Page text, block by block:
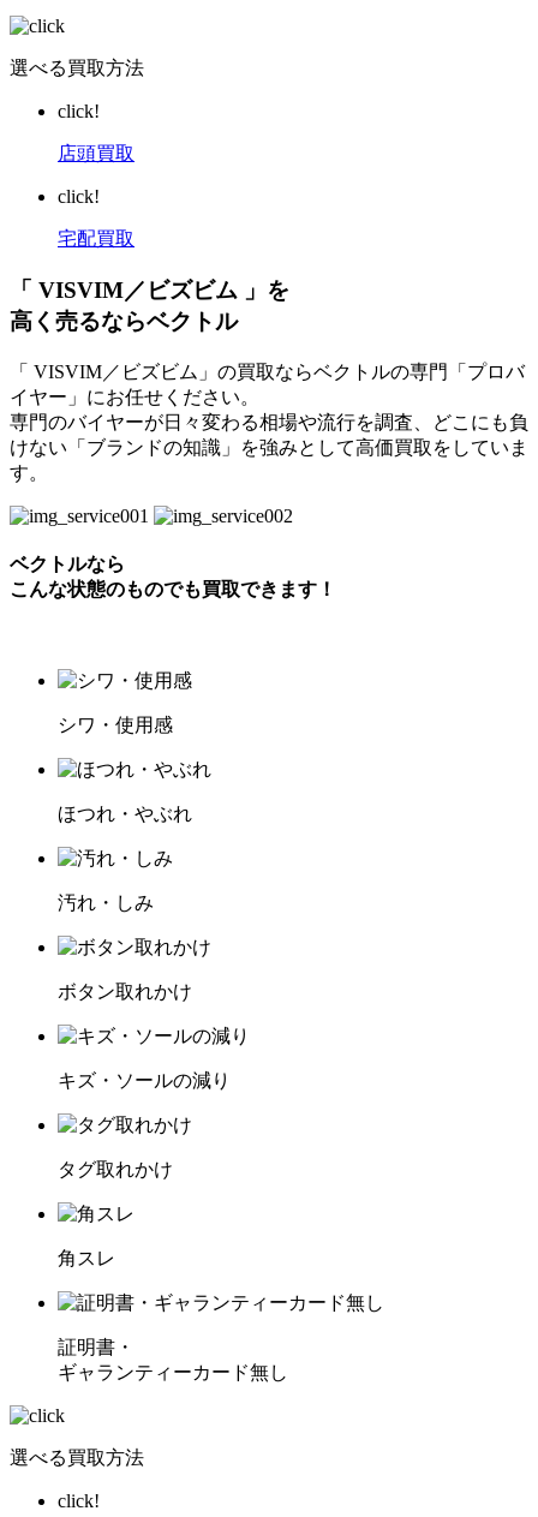
選べる買取方法
click!
店頭買取
click!
宅配買取
「 VISVIM／ビズビム 」を
高く売るならベクトル
「 VISVIM／ビズビム」の買取ならベクトルの専門「プロバ
イヤー」にお任せください。
専門のバイヤーが日々変わる相場や流行を調査、どこにも負
けない「ブランドの知識」を強みとして高価買取をしていま
す。
ベクトルなら
こんな状態のものでも買取できます！
シワ・使用感
ほつれ・やぶれ
汚れ・しみ
ボタン取れかけ
キズ・ソールの減り
タグ取れかけ
角スレ
証明書・
ギャランティーカード無し
選べる買取方法
click!